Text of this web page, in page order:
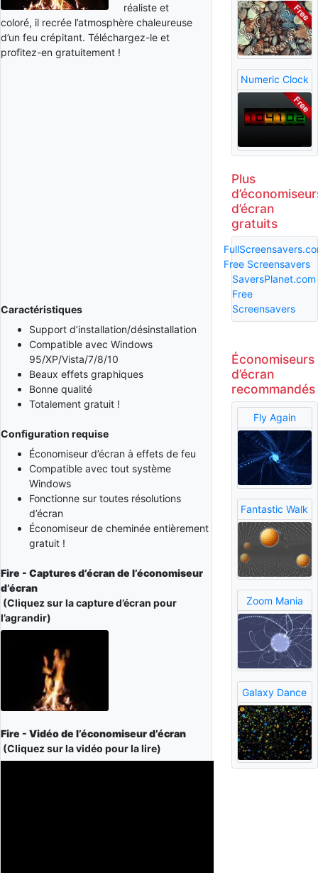
réaliste et
coloré, il recrée l’atmosphère chaleureuse
d’un feu crépitant. Téléchargez-le et
profitez-en gratuitement !
Caractéristiques
Support d’installation/désinstallation
Compatible avec Windows
95/XP/Vista/7/8/10
Beaux effets graphiques
Bonne qualité
Totalement gratuit !
Configuration requise
Économiseur d’écran à effets de feu
Compatible avec tout système
Windows
Fonctionne sur toutes résolutions
d’écran
Économiseur de cheminée entièrement
gratuit !
Fire - Captures d’écran de l’économiseur
d’écran
(Cliquez sur la capture d’écran pour
l’agrandir)
Fire - Vidéo de l’économiseur d’écran
(Cliquez sur la vidéo pour la lire)
Numeric Clock
Plus
d’écran
gratuits
Free Screensavers
SaversPlanet.com
Free
Screensavers
Économiseurs
d’écran
recommandés
Fly Again
Fantastic Walk
Zoom Mania
Galaxy Dance